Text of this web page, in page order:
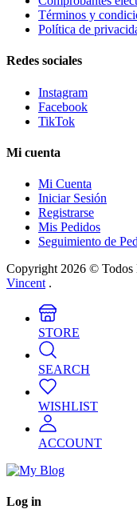
Términos y
Política de
Redes sociales
Instagram
Facebook
TikTok
Mi cuenta
Mi Cuenta
Iniciar Sesión
Registrarse
Mis Pedidos
Seguimiento de
Copyright 2026 © Todos
Vincent .
STORE
SEARCH
WISHLIST
ACCOUNT
Log in